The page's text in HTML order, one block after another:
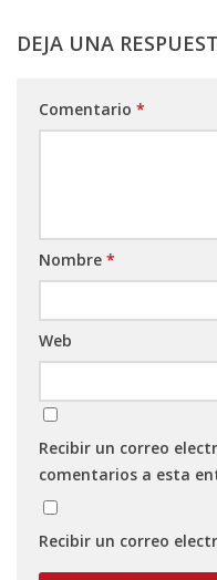
DEJA UNA
Comentario *
Nombre *
Web
Recibir un correo
comentarios a esta
Recibir un correo